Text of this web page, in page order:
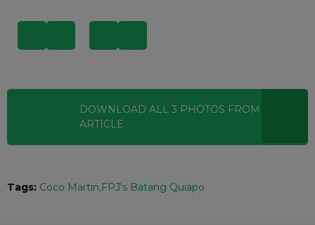
DOWNLOAD ALL 3 PHOTOS FROM THIS
ARTICLE
Tags: Coco Martin FPJ's Batang Quiapo